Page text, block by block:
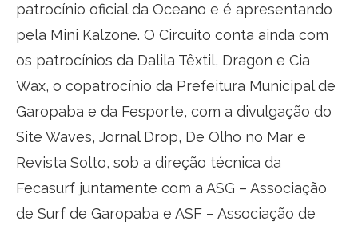
patrocínio oficial da Oceano e é apresentando
pela Mini Kalzone. O Circuito conta ainda com
os patrocínios da Dalila Têxtil, Dragon e Cia
Wax, o copatrocínio da Prefeitura Municipal de
Garopaba e da Fesporte, com a divulgação do
Site Waves, Jornal Drop, De Olho no Mar e
Revista Solto, sob a direção técnica da
Fecasurf juntamente com a ASG – Associação
de Surf de Garopaba e ASF – Associação de